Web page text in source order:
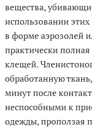
вещества,
использовании
в форме аэрозолей
практически
клещей.
обработанную
минут после
неспособными к
одежды, проползая